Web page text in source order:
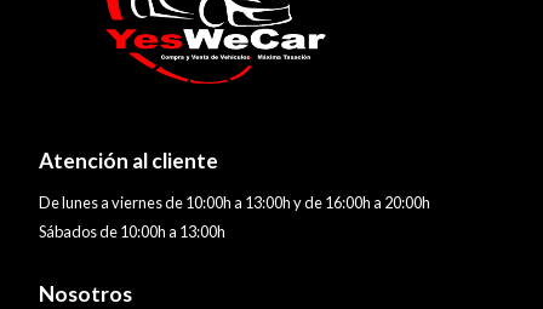
Atención al cliente
De lunes a viernes de 10:00h a 13:00h y de 16:00h a 20:00h
Sábados de 10:00h a 13:00h
Nosotros